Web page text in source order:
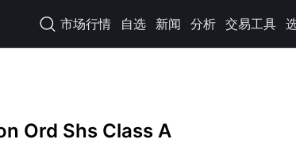
 市场行情 自选 新闻 分析 交易工具
Ord Shs Class A